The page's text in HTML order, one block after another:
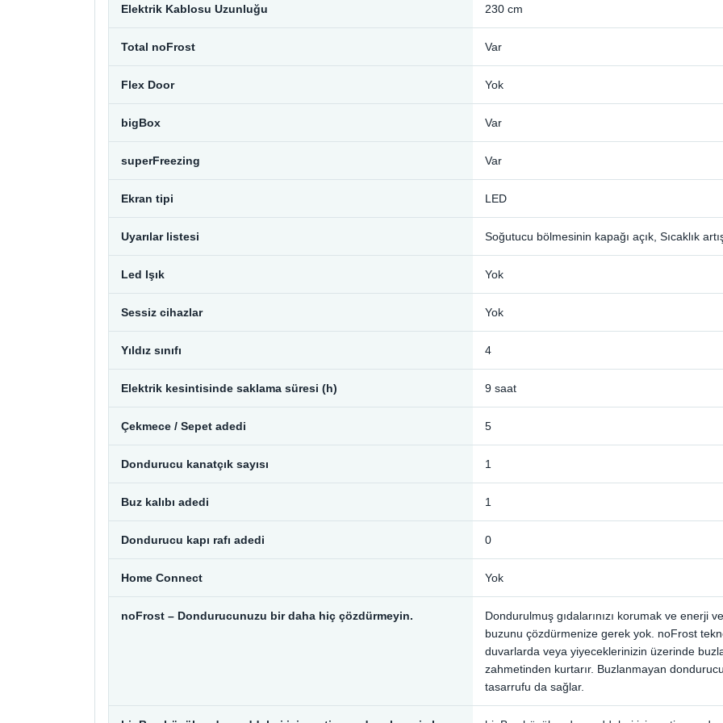
Elektrik Kablosu Uzunluğu 230 cm
Total noFrost Var
Flex Door Yok
bigBox Var
superFreezing Var
Ekran tipi LED
Uyarılar listesi Soğutucu bölmesinin kapağı açık, Sıcaklık
Led Işık Yok
Sessiz cihazlar Yok
Yıldız sınıfı 4
Elektrik kesintisinde saklama süresi (h) 9 saat
Çekmece / Sepet adedi 5
Dondurucu kanatçık sayısı 1
Buz kalıbı adedi 1
Dondurucu kapı rafı adedi 0
Home Connect Yok
noFrost – Dondurucunuzu bir daha hiç çözdürmeyin.
Dondurulmuş gıdalarınızı korumak ve enerji
buzunu çözdürmenize gerek yok. noFrost
duvarlarda veya yiyeceklerinizin üzerinde
zahmetinden kurtarır. Buzlanmayan
tasarrufu da sağlar.